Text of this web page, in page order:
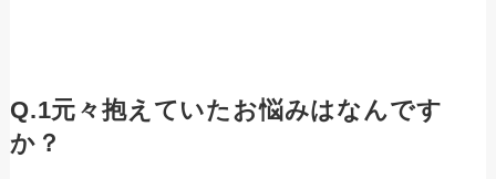
Q.1元々抱えていたお悩みはなんです
か？